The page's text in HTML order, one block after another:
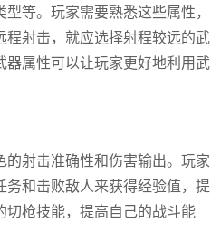
等。玩家需要熟悉这些属性，
射击，就应选择射程较远的武
属性可以让玩家更好地利用武
射击准确性和伤害输出。玩家
和击败敌人来获得经验值，提
枪技能，提高自己的战斗能